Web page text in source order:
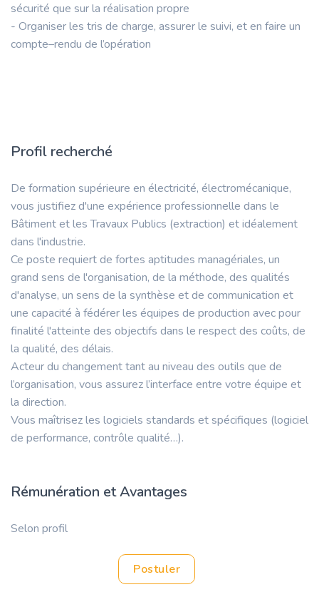
sécurité que sur la réalisation propre
- Organiser les tris de charge, assurer le suivi, et en faire un
compte–rendu de l’opération
Profil recherché
De formation supérieure en électricité, électromécanique,
vous justifiez d'une expérience professionnelle dans le
Bâtiment et les Travaux Publics (extraction) et idéalement
dans l'industrie.
Ce poste requiert de fortes aptitudes managériales, un
grand sens de l'organisation, de la méthode, des qualités
d'analyse, un sens de la synthèse et de communication et
une capacité à fédérer les équipes de production avec pour
finalité l'atteinte des objectifs dans le respect des coûts, de
la qualité, des délais.
Acteur du changement tant au niveau des outils que de
l’organisation, vous assurez l’interface entre votre équipe et
la direction.
Vous maîtrisez les logiciels standards et spécifiques (logiciel
de performance, contrôle qualité…).
Rémunération et Avantages
Selon profil
Postuler